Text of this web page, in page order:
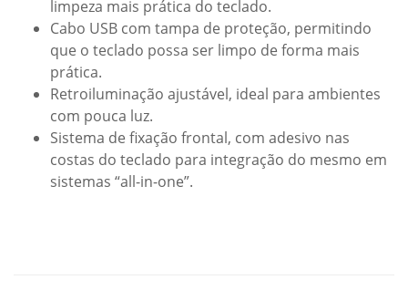
limpeza mais prática do teclado.
Cabo USB com tampa de proteção, permitindo
que o teclado possa ser limpo de forma mais
prática.
Retroiluminação ajustável, ideal para ambientes
com pouca luz.
Sistema de fixação frontal, com adesivo nas
costas do teclado para integração do mesmo em
sistemas “all-in-one”.